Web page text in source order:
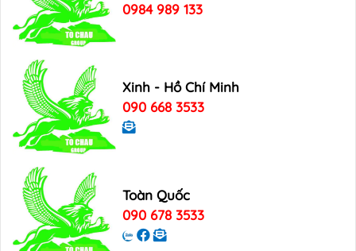
0984 989 133
Xinh - Hồ Chí Minh
090 668 3533
Toàn Quốc
090 678 3533